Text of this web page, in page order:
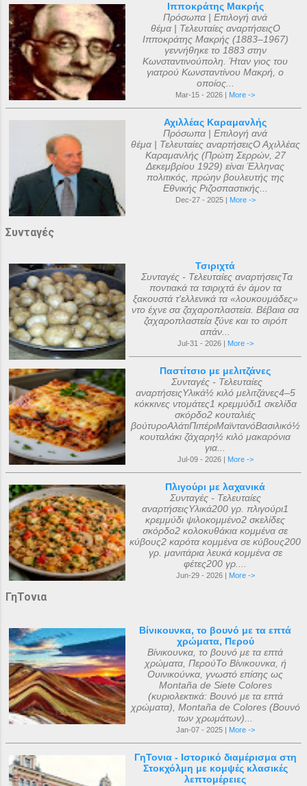
Ιπποκράτης Μακρής
Πρόσωπα | Επιλογή ανά
θέμα | Τελευταίες αναρτήσειςΟ
Ιπποκράτης Μακρής (1883–1967)
γεννήθηκε το 1883 στην
Κωνσταντινούπολη. Ήταν γιος του
γιατρού Κωνσταντίνου Μακρή, ο
οποίος...
Mar-15 - 2026 | More ->
Αχιλλέας Καραμανλής
Πρόσωπα | Επιλογή ανά
θέμα | Τελευταίες αναρτήσειςΟ Αχιλλέας
Καραμανλής (Πρώτη Σερρών, 27
Δεκεμβρίου 1929) είναι Έλληνας
πολιτικός, πρώην βουλευτής της
Εθνικής Ριζοσπαστικής...
Dec-27 - 2025 | More ->
Συνταγές
Τσιριχτά
Συνταγές - Τελευταίες αναρτήσειςΤα
ποντιακά τα τσιριχτά έν άμον τα
ξακουστά τ'ελλενικά τα «λουκουμάδες»
ντο έχνε σα ζαχαροπλαστεία. Βέβαια σα
ζαχαροπλαστεία ξ̌ύνε και το σιρόπ
απάν...
Jul-31 - 2026 | More ->
Παστίτσιο με μελιτζάνες
Συνταγές - Τελευταίες
αναρτήσειςΥλικά½ κιλό μελιτζάνες4–5
κόκκινες ντομάτες1 κρεμμύδι1 σκελίδα
σκόρδο2 κουταλιές
βούτυροΑλάτιΠιπέριΜαϊντανόΒασιλικό½
κουταλάκι ζάχαρη½ κιλό μακαρόνια
για...
Jul-09 - 2026 | More ->
Πλιγούρι με λαχανικά
Συνταγές - Τελευταίες
αναρτήσειςΥλικά200 γρ. πλιγούρι1
κρεμμύδι ψιλοκομμένο2 σκελίδες
σκόρδο2 κολοκυθάκια κομμένα σε
κύβους2 καρότα κομμένα σε κύβους200
γρ. μανιτάρια λευκά κομμένα σε
φέτες200 γρ....
Jun-29 - 2026 | More ->
ΓηΤονια
Βίνικουνκα, το βουνό με τα επτά
χρώματα, Περού
Βίνικουνκα, το βουνό με τα επτά
χρώματα, ΠερούΤο Βίνικουνκα, ή
Ουινικούνκα, γνωστό επίσης ως
Montaña de Siete Colores
(κυριολεκτικά: Βουνό με τα επτά
χρώματα), Montaña de Colores (Βουνό
των χρωμάτων)...
Jan-07 - 2025 | More ->
ΓηΤονια - Ιστορικό διαμέρισμα στη
Στοκχόλμη με κομψές κλασικές
λεπτομέρειες